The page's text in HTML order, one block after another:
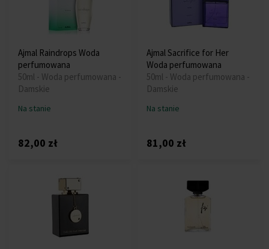
Ajmal Raindrops Woda
perfumowana
50ml - Woda perfumowana -
Damskie
Na stanie
82,00 zł
Ajmal Sacrifice for Her
Woda perfumowana
50ml - Woda perfumowana -
Damskie
Na stanie
81,00 zł